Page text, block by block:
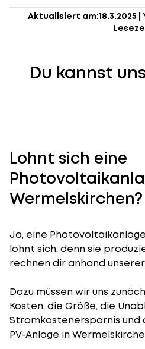
Aktualisiert am:18.3.2025
Du kannst
Lohnt sich eine
Wermelskirchen?
Ja, eine
lohnt sich, denn sie
rechnen dir anhand
Dazu müssen wir uns
Kosten, die Größe, die
Stromkostenersparnis
PV-Anlage in